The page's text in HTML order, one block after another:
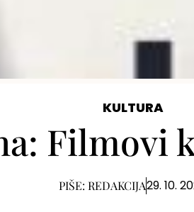
KULTURA
Filmovi
PIŠE: REDAKCIJA29. 10.